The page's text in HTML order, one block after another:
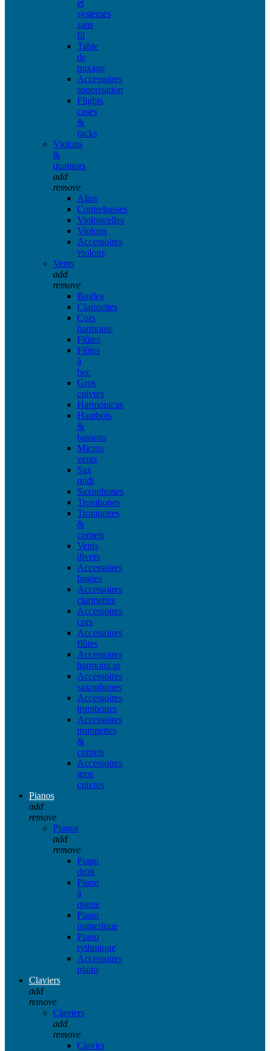
et
systemes
sans
fil
Table
de
mixage
Accessoires
sonorisation
Flights
cases
&
racks
Violons
&
quatuors
add
remove
Altos
Contrebasses
Violoncelles
Violons
Accessoires
violons
Vents
add
remove
Bugles
Clarinettes
Cors
harmonie
Flûtes
Flûtes
à
bec
Gros
cuivres
Harmonicas
Hautbois
&
bassons
Micros
vents
Sax
midi
Saxophones
Trombones
Trompettes
&
cornets
Vents
divers
Accessoires
bugles
Accessoires
clarinettes
Accessoires
cors
Accessoires
flûtes
Accessoires
harmonicas
Accessoires
saxophones
Accessoires
trombones
Accessoires
trompettes
&
cornets
Accessoires
gros
cuivres
Pianos
add
remove
Pianos
add
remove
Piano
droit
Piano
à
queue
Piano
numerique
Piano
rythmique
Accessoires
piano
Claviers
add
remove
Claviers
add
remove
Clavier